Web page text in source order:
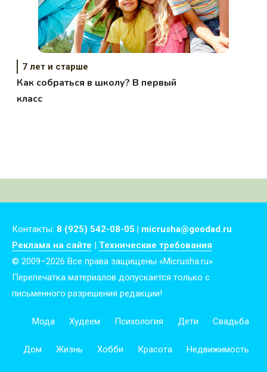
7 лет и старше
Как собраться в школу? В первый
класс
Контакты: 8 (925) 542-08-05 | micrusha@goodad.ru
Реклама на сайте | Технические требования
© 2009–2026 Все права защищены «Micrusha.ru»
Перепечатка материалов допускается только с
письменного разрешения редакции!
Мода Худеем Психология Дети Свадьба
Дом Жизнь Хобби Красота Недвижимость